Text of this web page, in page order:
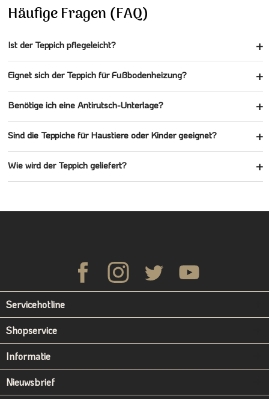
Häufige Fragen (FAQ)
Ist der Teppich pflegeleicht?
Eignet sich der Teppich für Fußbodenheizung?
Benötige ich eine Antirutsch-Unterlage?
Sind die Teppiche für Haustiere oder Kinder geeignet?
Wie wird der Teppich geliefert?
Servicehotline
Shopservice
Informatie
Nieuwsbrief